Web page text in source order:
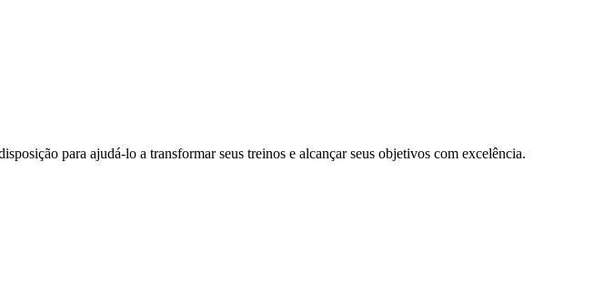
para ajudá-lo a transformar seus treinos e alcançar seus objetivos com excelência.